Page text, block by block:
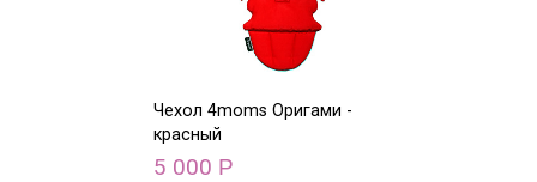
Чехол 4moms Оригами -
красный
5 000 Р